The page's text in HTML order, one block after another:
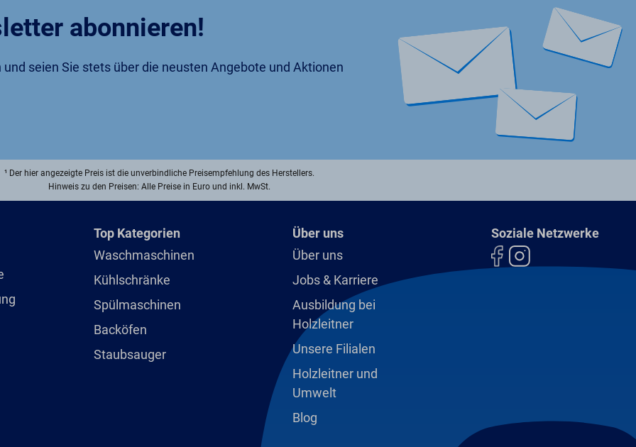
abonnieren!
seien Sie stets über die neusten Angebote und Aktionen
¹ Der hier angezeigte Preis ist die unverbindliche Preisempfehlung des Herstellers.
Hinweis zu den Preisen: Alle Preise in Euro und inkl. MwSt.
Top Kategorien
Waschmaschinen
Kühlschränke
Spülmaschinen
Backöfen
Staubsauger
Über uns
Über uns
Jobs & Karriere
Ausbildung bei
Holzleitner
Unsere Filialen
Holzleitner und
Umwelt
Blog
Soziale Netzwerke